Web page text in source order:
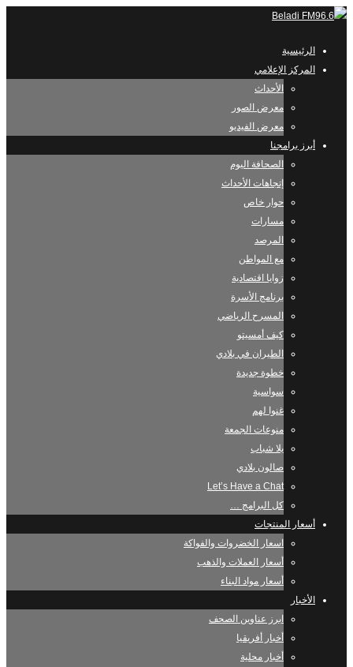
الرئيسية
المركز الإعلامي
الأحداث
معرض الصور
معرض الفيديو
أبرز برامجنا
الصحافة اليوم
إتجاهات الأحداث
حوار خاص
مسارات
المرصد
مع المواطن
زوايا اقتصادية
برنامج الأسرة
المسرح الرياضي
كيف أمسيتو
الطيران في بلادي
خطوة جديدة
سواسية
غنوا لهم
منوعات الجمعة
يلا شباب
صالون بلادي
Let’s Have a Chat
كل البرامج …
أسعار المنتجات
اسعار الخضروات والفواكة
أسعار العملات والذهب
أسعار مواد البناء
الأخبار
ابرز عناوين الصحف
أخبار أفريقيا
أخبار محلية